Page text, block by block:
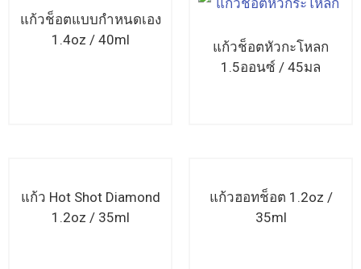
แก้วช็อตแบบกำหนดเอง
1.4oz / 40ml
แก้วช็อตหัวกะโหลก
1.5ออนซ์ / 45มล
แก้ว Hot Shot Diamond
1.2oz / 35ml
แก้วฮอทช็อต 1.2oz /
35ml